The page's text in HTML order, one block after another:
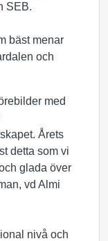
SEB.
bäst menar
och
med
Årets
detta som vi
glada över
vd Almi
nivå och